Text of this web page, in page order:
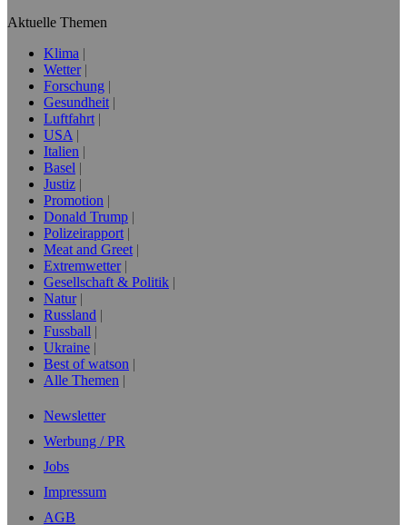
Aktuelle Themen
Klima
Wetter
Forschung
Gesundheit
Luftfahrt
USA
Italien
Basel
Justiz
Promotion
Donald Trump
Polizeirapport
Meat and Greet
Extremwetter
Gesellschaft & Politik
Natur
Russland
Fussball
Ukraine
Best of watson
Alle Themen
Newsletter
Werbung / PR
Jobs
Impressum
AGB